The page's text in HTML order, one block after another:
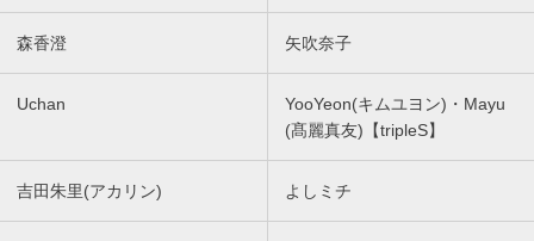
森香澄 矢吹奈子
Uchan
YooYeon(キムユヨン)・Mayu
(髙麗真友)【tripleS】
吉田朱里(アカリン) よしミチ